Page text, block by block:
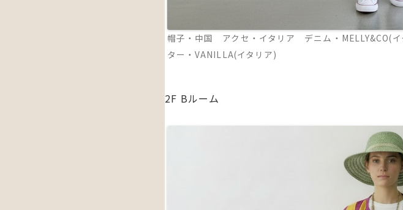
帽子・中国 アクセ・イタリア デニム・MELLY&CO(
ター・VANILLA(イタリア)
2F Bルーム